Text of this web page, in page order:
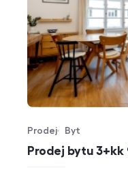
Prodej bytu 3+kk
Typ nabídky
Prodej
Typ nemovitosti
Byt